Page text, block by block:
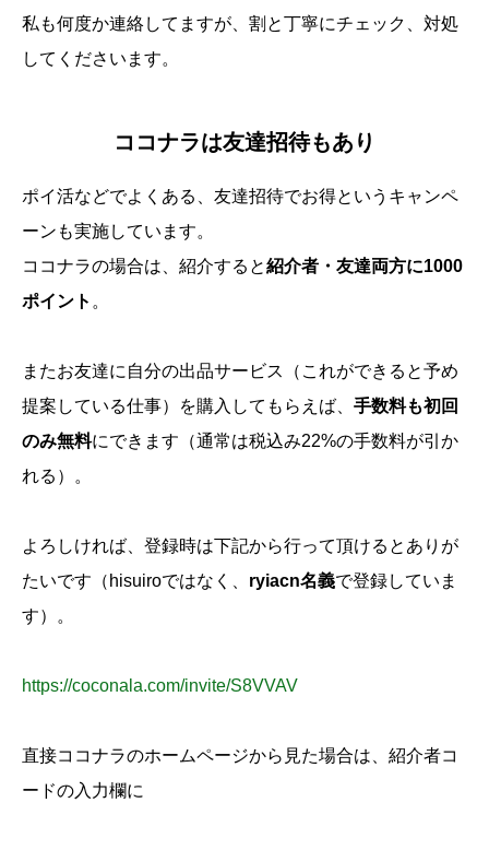
私も何度か連絡してますが、割と丁寧にチェック、対処
してくださいます。
ココナラは友達招待もあり
ポイ活などでよくある、友達招待でお得というキャンペ
ーンも実施しています。
ココナラの場合は、紹介すると紹介者・友達両方に1000
ポイント 。
またお友達に自分の出品サービス（これができると予め
提案している仕事）を購入してもらえば、 手数料も初回
のみ無料にできます（通常は税込み22%の手数料が引か
れる）。
よろしければ、登録時は下記から行って頂けるとありが
たいです（hisuiroではなく、 ryiacn名義で登録していま
す）。
https://coconala.com/invite/S8VVAV
直接ココナラのホームページから見た場合は、紹介者コ
ードの入力欄に